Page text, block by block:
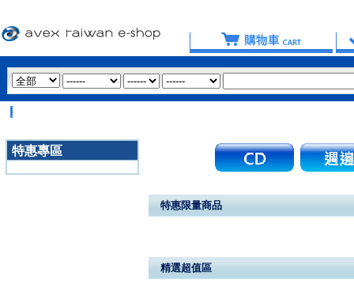
特惠專區
特惠限量商品
精選超值區